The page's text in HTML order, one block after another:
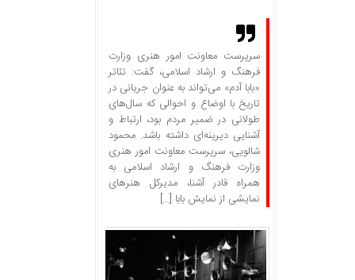
سرپرست معاونت امور هنری وزارت
فرهنگ و ارشاد اسلامی، گفت: تئاتر
«بابا آدم» می‌تواند به عنوان جریانی در
تاریخ با اوضاع و احوالی که سال‌های
طولانی در ضمیر مردم بود، ارتباط و
آشنایی دیرینه‌ای داشته باشد. محمود
شالویی، سرپرست معاونت امور هنری
وزارت فرهنگ و ارشاد اسلامی به
همراه قادر آشنا، مدیرکل هنرهای
نمایشی از نمایش بابا […]